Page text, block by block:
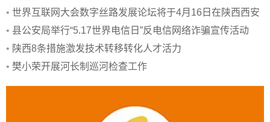
• 世界互联网大会数字丝路发展论坛将于4月16日在陕西西安
召开
• 县公安局举行“5.17世界电信日”反电信网络诈骗宣传活动
• 陕西8条措施激发技术转移转化人才活力
• 樊小荣开展河长制巡河检查工作